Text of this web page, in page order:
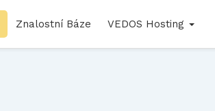
Znalostní Báze VEDOS Hosting